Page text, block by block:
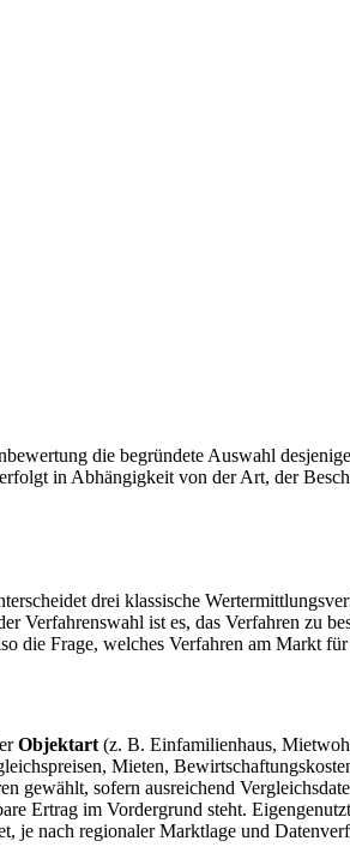
die begründete Auswahl
in Abhängigkeit von der Art, der
drei klassische
Verfahrenswahl ist es, das Verfahren zu
die Frage, welches Verfahren am Markt
Objektart(z. B. Einfamilienhaus,
Mieten,
gewählt, sofern ausreichend
Ertrag im Vordergrund steht.
je nach regionaler Marktlage und